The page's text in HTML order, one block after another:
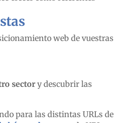
web de vuestras
sectory descubrir las
para las distintas URLs de